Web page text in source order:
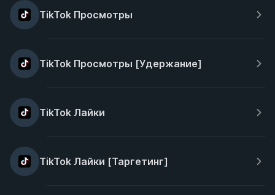
TikTok Просмотры
TikTok Просмотры [Удержание]
TikTok Лайки
TikTok Лайки [Таргетинг]